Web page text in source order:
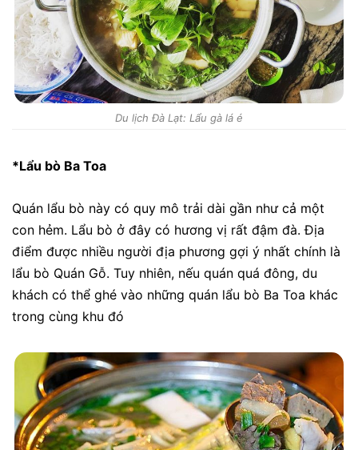
Du lịch Đà Lạt: Lẩu gà lá é
*Lẩu bò Ba Toa
Quán lẩu bò này có quy mô trải dài gần như cả một
con hẻm. Lẩu bò ở đây có hương vị rất đậm đà. Địa
điểm được nhiều người địa phương gợi ý nhất chính là
lẩu bò Quán Gỗ. Tuy nhiên, nếu quán quá đông, du
khách có thể ghé vào những quán lẩu bò Ba Toa khác
trong cùng khu đó